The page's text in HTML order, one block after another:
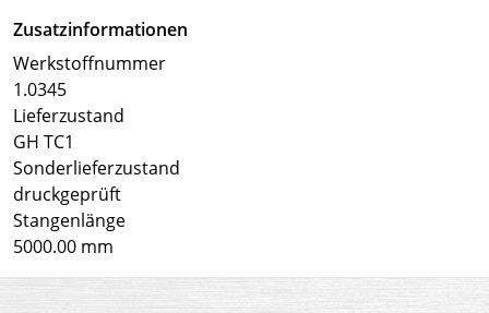
Zusatzinformationen
Werkstoffnummer
1.0345
Lieferzustand
GH TC1
Sonderlieferzustand
druckgeprüft
Stangenlänge
5000.00 mm